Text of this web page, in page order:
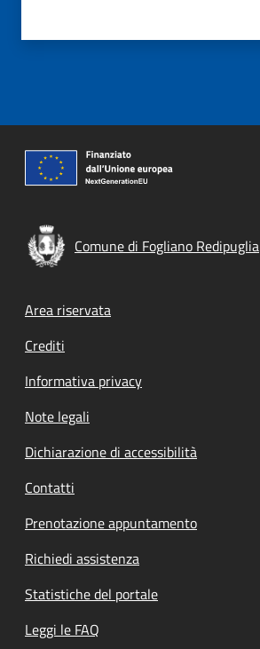
Comune di Fogliano Redipuglia
Footer menu
Area riservata
Crediti
Informativa privacy
Note legali
Dichiarazione di accessibilità
Contatti
Prenotazione appuntamento
Richiedi assistenza
Statistiche del portale
Leggi le FAQ